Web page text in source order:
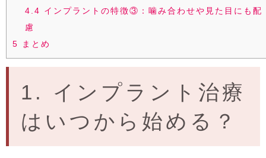
4.4 インプラントの特徴③：噛み合わせや見た目にも配
慮
5
まとめ
1. インプラント治療
はいつから始める？